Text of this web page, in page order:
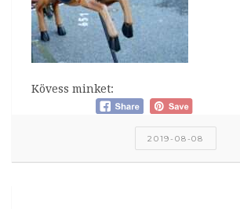
Kövess minket:
2019-08-08